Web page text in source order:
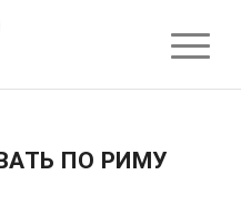
ПО РИМУ